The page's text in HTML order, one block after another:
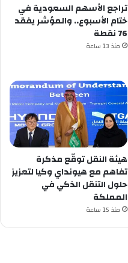
تراجع الأسهم السعودية في
ختام الأسبوع.. والمؤشر يفقد
76 نقطة
منذ 13 ساعة
هيئة النقل توقّع مذكرة
تفاهم مع هيونداي وكيا لتعزيز
حلول التنقل الذكي في
المملكة
منذ 15 ساعة